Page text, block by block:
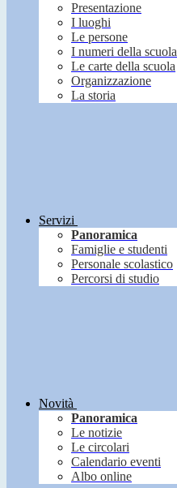
Presentazione
I luoghi
Le persone
I numeri della scuola
Le carte della scuola
Organizzazione
La storia
Servizi
Panoramica
Famiglie e studenti
Personale scolastico
Percorsi di studio
Novità
Panoramica
Le notizie
Le circolari
Calendario eventi
Albo online